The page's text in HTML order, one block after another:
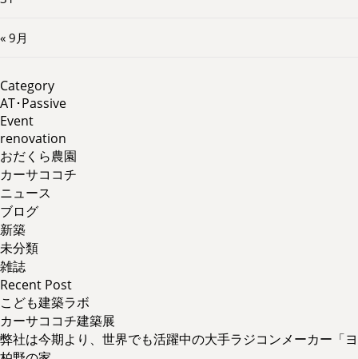
« 9月
Category
AT･Passive
Event
renovation
おだくら農園
カーサココチ
ニュース
ブログ
新築
未分類
雑誌
Recent Post
こども建築ラボ
カーサココチ建築展
弊社は今期より、世界でも活躍中の大手ラジコンメーカー「